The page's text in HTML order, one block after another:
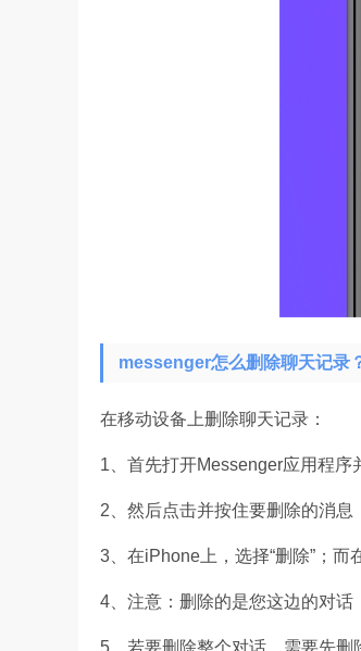
messenger怎么删除聊天记录
在移动设备上删除聊天记录：
1、首先打开Messenger应用程序
2、然后点击并按住要删除的消息
3、在iPhone上，选择“删除”；而
4、注意：删除的是您这边的对话
5、若要删除整个对话，需要先删